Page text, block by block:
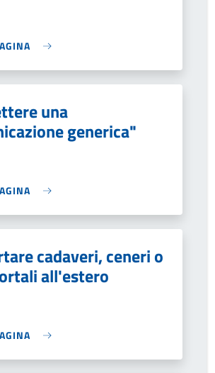
una
generica"
cadaveri, ceneri o
all'estero